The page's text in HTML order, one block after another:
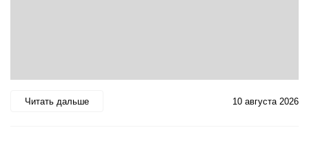
Читать дальше 10 августа 2026